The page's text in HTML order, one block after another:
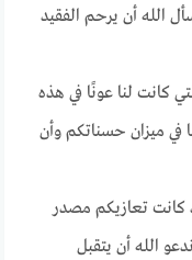
الله أن يرحم الفقيد
كانت لنا عونًا في هذه
في ميزان حسناتكم وأن
كانت تعازيكم مصدر
الله أن يتقبل